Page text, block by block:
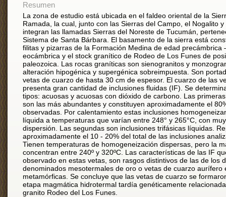
Resumen
La zona de estudio está ubicada en el faldeo oriental de la
Ramada, la cual, junto con las Sierras del Campo, el Nogalito y
integran las llamadas Sierras del Noreste de Tucumán,
Sistema de Santa Bárbara. El basamento de la sierra está
filitas y pizarras de la Formación Medina de edad precámbrica
eocámbrica y el stock granítico de Rodeo de Los Funes de
paleozoica. Las rocas graníticas son sienogranitos y
alteración hipogénica y supergénica sobreimpuesta. Son
vetas de cuarzo de hasta 30 cm de espesor. El cuarzo de las
presenta gran cantidad de inclusiones fluidas (IF). Se
tipos: acuosas y acuosas con dióxido de carbono. Las
son las más abundantes y constituyen aproximadamente el
observadas. Por calentamiento estas inclusiones
líquida a temperaturas que varían entre 248° y 265°C, con
dispersión. Las segundas son inclusiones trifásicas líquidas.
aproximadamente el 10 - 20% del total de las inclusiones
Tienen temperaturas de homogeneización dispersas, pero la
concentran entre 240º y 320ºC. Las características de las IF
observado en estas vetas, son rasgos distintivos de las de los
denominados mesotermales de oro o vetas de cuarzo aurífero
metamórficas. Se concluye que las vetas de cuarzo se
etapa magmática hidrotermal tardía genéticamente
granito Rodeo del Los Funes.